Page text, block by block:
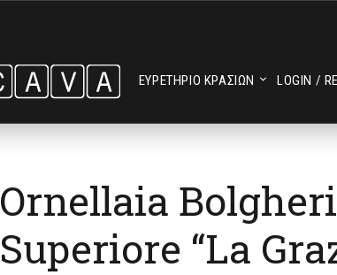
ΕΥΡΕΤΗΡΙΟ ΚΡΑΣΙΩΝ LOGIN /
Ornellaia Bolgheri
Superiore “La